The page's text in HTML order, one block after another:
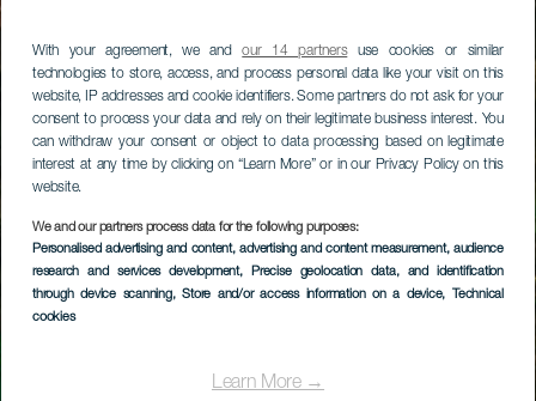
With your agreement, we andour 14 partnersuse cookies or similar
technologies to store, access, and process personal data like your visit on this
website, IP addresses and cookie identifiers. Some partners do not ask for your
consent to process your data and rely on their legitimate business interest. You
can withdraw your consent or object to data processing based on legitimate
interest at any time by clicking on “Learn More” or in our Privacy Policy on this
website.
We and our partners process data for the following purposes:
Personalised advertising and content, advertising and content measurement, audience
research and services development, Precise geolocation data, and identification
through device scanning, Store and/or access information on a device, Technical
cookies
Learn More →